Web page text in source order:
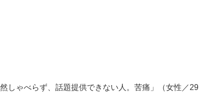
しゃべらず、話題提供できない人。苦痛」（女性／29